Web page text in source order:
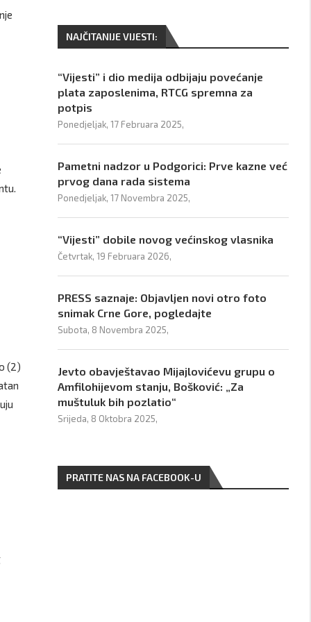
(2)
NAJČITANIJE VIJESTI:
“Vijesti” i dio medija odbijaju povećanje
plata zaposlenima, RTCG spremna za
potpis
Ponedjeljak, 17 Februara 2025,
Pametni nadzor u Podgorici: Prve kazne već
prvog dana rada sistema
Ponedjeljak, 17 Novembra 2025,
“Vijesti” dobile novog većinskog vlasnika
Četvrtak, 19 Februara 2026,
PRESS saznaje: Objavljen novi otro foto
snimak Crne Gore, pogledajte
Subota, 8 Novembra 2025,
Jevto obavještavao Mijajlovićevu grupu o
Amfilohijevom stanju, Bošković: „Za
muštuluk bih pozlatio“
Srijeda, 8 Oktobra 2025,
PRATITE NAS NA FACEBOOK-U